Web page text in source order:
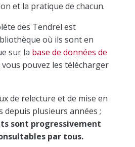
et la pratique de chacun.
des Tendrel est
où ils sont en
sur la base de données de
pouvez les télécharger
de relecture et de mise en
depuis plusieurs années ;
sont progressivement
par tous.